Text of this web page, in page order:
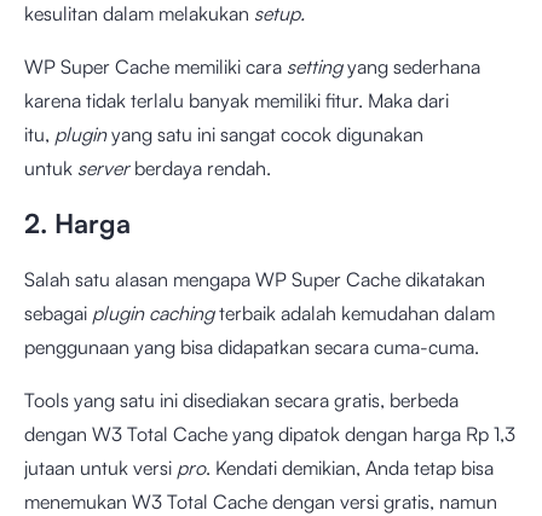
kesulitan dalam melakukan setup.
WP Super Cache memiliki cara settingyang sederhana
karena tidak terlalu banyak memiliki fitur. Maka dari
itu, pluginyang satu ini sangat cocok digunakan
untuk serverberdaya rendah.
2. Harga
Salah satu alasan mengapa WP Super Cache dikatakan
sebagai plugin cachingterbaik adalah kemudahan dalam
penggunaan yang bisa didapatkan secara cuma-cuma.
Tools yang satu ini disediakan secara gratis, berbeda
dengan W3 Total Cache yang dipatok dengan harga Rp 1,3
jutaan untuk versi pro. Kendati demikian, Anda tetap bisa
menemukan W3 Total Cache dengan versi gratis, namun